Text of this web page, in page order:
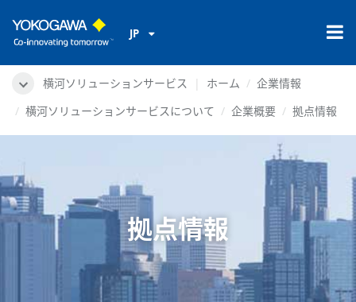
JP
横河ソリューションサービス ホーム
企業情報
横河ソリューションサービスについて
企業概要 拠点情報
拠点情報